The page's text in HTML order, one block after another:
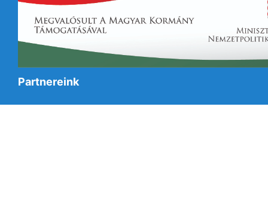
Partnereink